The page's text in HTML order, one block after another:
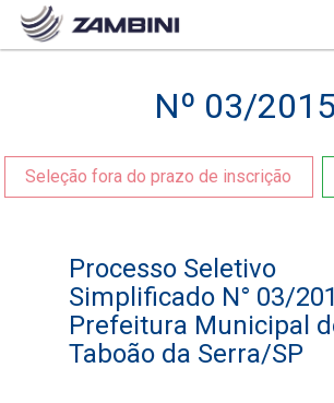
Nº 03/2015
Seleção fora do prazo de inscrição
Processo Seletivo
Simplificado N° 03/
Prefeitura Municipal
Taboão da Serra/SP